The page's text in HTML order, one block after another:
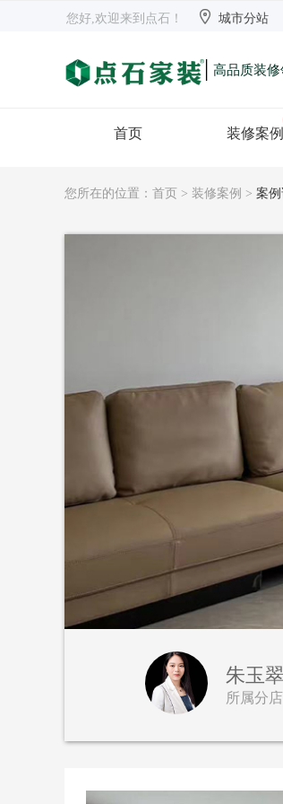
欢迎来到点石  长沙 【切换】
您好,欢迎来到点石！  城市分站
| 高品质装
首页 装修案例
您所在的位置： 首页 > 装修案例 > 案
朱玉翠
所属分